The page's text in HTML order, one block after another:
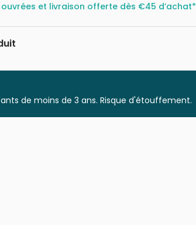
ouvrées et livraison offerte dès €45 d’achat*
Puzzle pour Adultes (500 à 48.000
pièces)
de moins de 3 ans. Risque d'étouffement.